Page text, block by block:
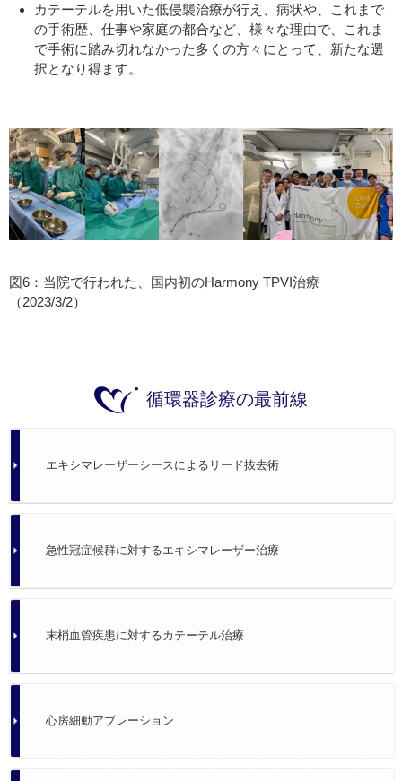
カテーテルを用いた低侵襲治療が行え、病状や、これまで
の手術歴、仕事や家庭の都合など、様々な理由で、これま
で手術に踏み切れなかった多くの方々にとって、新たな選
択となり得ます。
図6：当院で行われた、国内初のHarmony TPVI治療
（2023/3/2）
循環器診療の最前線
エキシマレーザーシースによるリード抜去術
急性冠症候群に対するエキシマレーザー治療
末梢血管疾患に対するカテーテル治療
心房細動アブレーション